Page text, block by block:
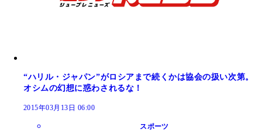
“ハリル・ジャパン”がロシアまで続くかは協会の扱い次第。
オシムの幻想に惑わされるな！
2015年03月13日 06:00
スポーツ